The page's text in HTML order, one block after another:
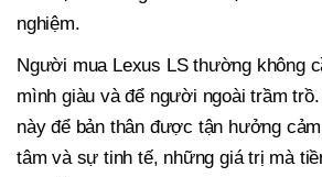
nghiệm.
Người mua Lexus LS thường không
mình giàu và để người ngoài trầm
này để bản thân được tận hưởng
tâm và sự tinh tế, những giá trị mà